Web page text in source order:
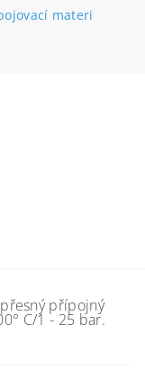
materi
přípojný
C/1 - 25 bar.